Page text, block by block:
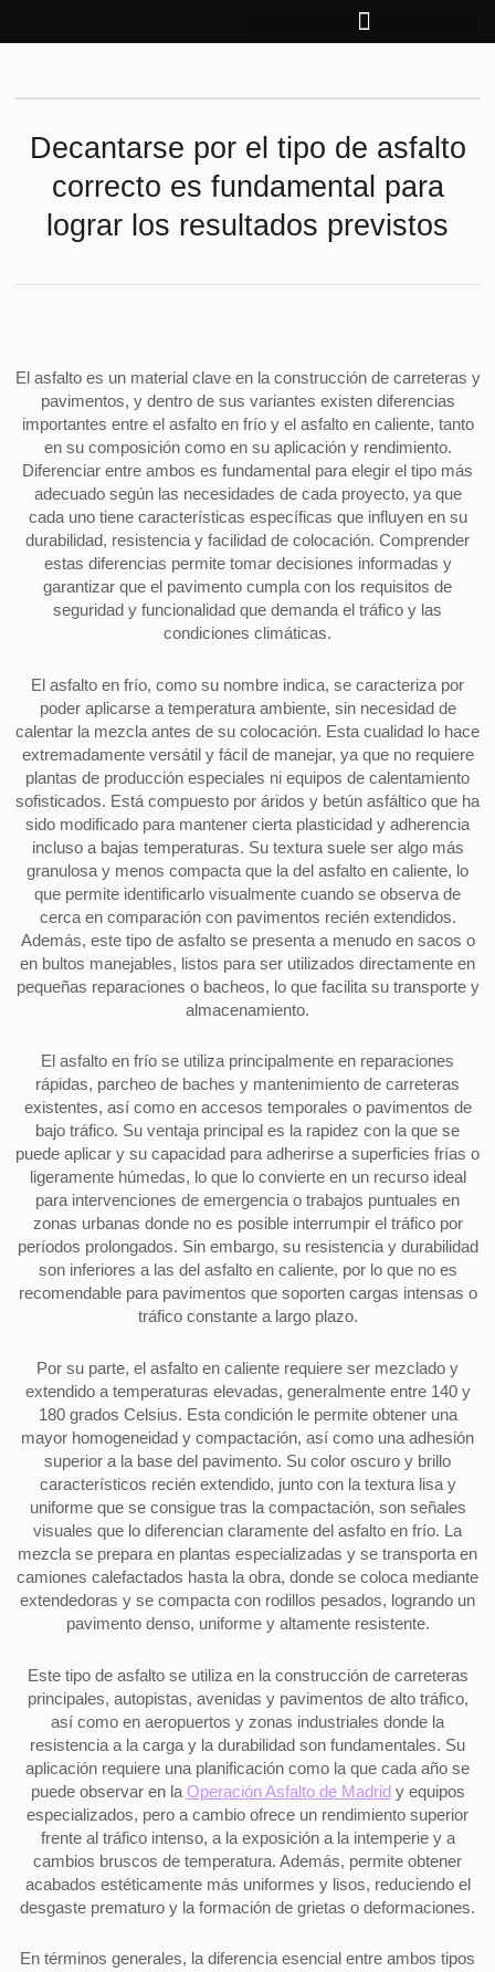
Decantarse por el tipo de asfalto
correcto es fundamental para
lograr los resultados previstos
El asfalto es un material clave en la construcción de carreteras y
pavimentos, y dentro de sus variantes existen diferencias
importantes entre el asfalto en frío y el asfalto en caliente, tanto
en su composición como en su aplicación y rendimiento.
Diferenciar entre ambos es fundamental para elegir el tipo más
adecuado según las necesidades de cada proyecto, ya que
cada uno tiene características específicas que influyen en su
durabilidad, resistencia y facilidad de colocación. Comprender
estas diferencias permite tomar decisiones informadas y
garantizar que el pavimento cumpla con los requisitos de
seguridad y funcionalidad que demanda el tráfico y las
condiciones climáticas.
El asfalto en frío, como su nombre indica, se caracteriza por
poder aplicarse a temperatura ambiente, sin necesidad de
calentar la mezcla antes de su colocación. Esta cualidad lo hace
extremadamente versátil y fácil de manejar, ya que no requiere
plantas de producción especiales ni equipos de calentamiento
sofisticados. Está compuesto por áridos y betún asfáltico que ha
sido modificado para mantener cierta plasticidad y adherencia
incluso a bajas temperaturas. Su textura suele ser algo más
granulosa y menos compacta que la del asfalto en caliente, lo
que permite identificarlo visualmente cuando se observa de
cerca en comparación con pavimentos recién extendidos.
Además, este tipo de asfalto se presenta a menudo en sacos o
en bultos manejables, listos para ser utilizados directamente en
pequeñas reparaciones o bacheos, lo que facilita su transporte y
almacenamiento.
El asfalto en frío se utiliza principalmente en reparaciones
rápidas, parcheo de baches y mantenimiento de carreteras
existentes, así como en accesos temporales o pavimentos de
bajo tráfico. Su ventaja principal es la rapidez con la que se
puede aplicar y su capacidad para adherirse a superficies frías o
ligeramente húmedas, lo que lo convierte en un recurso ideal
para intervenciones de emergencia o trabajos puntuales en
zonas urbanas donde no es posible interrumpir el tráfico por
períodos prolongados. Sin embargo, su resistencia y durabilidad
son inferiores a las del asfalto en caliente, por lo que no es
recomendable para pavimentos que soporten cargas intensas o
tráfico constante a largo plazo.
Por su parte, el asfalto en caliente requiere ser mezclado y
extendido a temperaturas elevadas, generalmente entre 140 y
180 grados Celsius. Esta condición le permite obtener una
mayor homogeneidad y compactación, así como una adhesión
superior a la base del pavimento. Su color oscuro y brillo
característicos recién extendido, junto con la textura lisa y
uniforme que se consigue tras la compactación, son señales
visuales que lo diferencian claramente del asfalto en frío. La
mezcla se prepara en plantas especializadas y se transporta en
camiones calefactados hasta la obra, donde se coloca mediante
extendedoras y se compacta con rodillos pesados, logrando un
pavimento denso, uniforme y altamente resistente.
Este tipo de asfalto se utiliza en la construcción de carreteras
principales, autopistas, avenidas y pavimentos de alto tráfico,
así como en aeropuertos y zonas industriales donde la
resistencia a la carga y la durabilidad son fundamentales. Su
aplicación requiere una planificación como la que cada año se
puede observar en la Operación Asfalto de Madridy equipos
especializados, pero a cambio ofrece un rendimiento superior
frente al tráfico intenso, a la exposición a la intemperie y a
cambios bruscos de temperatura. Además, permite obtener
acabados estéticamente más uniformes y lisos, reduciendo el
desgaste prematuro y la formación de grietas o deformaciones.
En términos generales, la diferencia esencial entre ambos tipos